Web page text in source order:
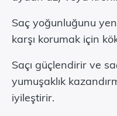
Saç yoğunluğunu
karşı korumak için
Saçı güçlendirir ve
yumuşaklık
iyileştirir.